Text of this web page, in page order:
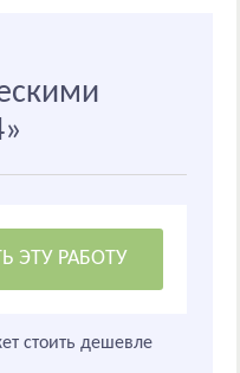
ЭТУ РАБОТУ
стоить дешевле